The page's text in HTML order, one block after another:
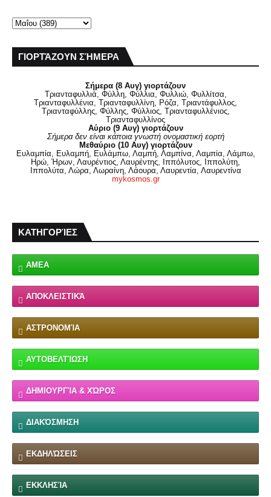
ΓΙΟΡΤΆΖΟΥΝ ΣΉΜΕΡΑ
Σήμερα (8 Αυγ) γιορτάζουν
Τριανταφυλλιά, Φύλλη, Φύλλια, Φυλλιώ, Φυλλίτσα,
Τριανταφυλλένια, Τριανταφυλλίνη, Ρόζα, Τριαντάφυλλος,
Τριανταφύλλης, Φύλλης, Φύλλιος, Τριανταφυλλένιος,
Τριανταφυλλίνος
Αύριο (9 Αυγ) γιορτάζουν
Σήμερα δεν είναι κάποια γνωστή ονομαστική εορτή
Μεθαύριο (10 Αυγ) γιορτάζουν
Ευλαμπία, Ευλαμπή, Ευλάμπω, Λαμπή, Λαμπίνα, Λαμπία, Λάμπω,
Ηρώ, Ήρων, Λαυρέντιος, Λαυρέντης, Ιππόλυτος, Ιππολύτη,
Ιππολύτα, Λώρα, Λωραίνη, Λάουρα, Λαυρεντία, Λαυρεντίνα
mykosmos.gr
ΚΑΤΗΓΟΡΊΕΣ
ΑΜΕΑ
ΑΠΟΚΛΕΙΣΤΙΚΆ
ΑΣΤΡΟΝΟΜΊΑ
ΑΥΤΟΒΕΛΤΊΩΣΗ
ΔΗΜΙΟΥΡΓΊΑ & ΧΏΡΟΣ
ΔΙΑΚΌΣΜΗΣΗ
ΕΚΔΗΛΏΣΕΙΣ
ΕΚΚΛΗΣΊΑ